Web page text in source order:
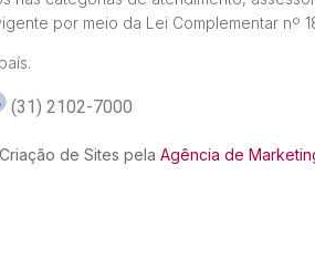
por meio da Lei Complementar nº
(31) 2102-7000
Criação de Sites pela Agência de